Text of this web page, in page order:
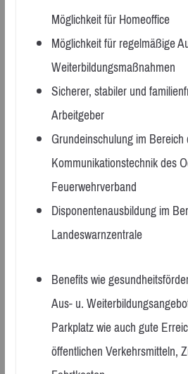
Möglichkeit für Homeoffice
Möglichkeit für regelmäßige
Weiterbildungsmaßnahmen
Sicherer, stabiler und
Arbeitgeber
Grundeinschulung im
Kommunikationstechnik des
Feuerwehrverband
Disponentenausbildung im
Landeswarnzentrale
Benefits wie
Aus- u.
Parkplatz wie auch gute
öffentlichen Verkehrsmitteln,